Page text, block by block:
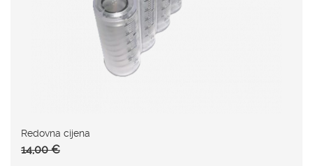
Redovna cijena
14,00 €